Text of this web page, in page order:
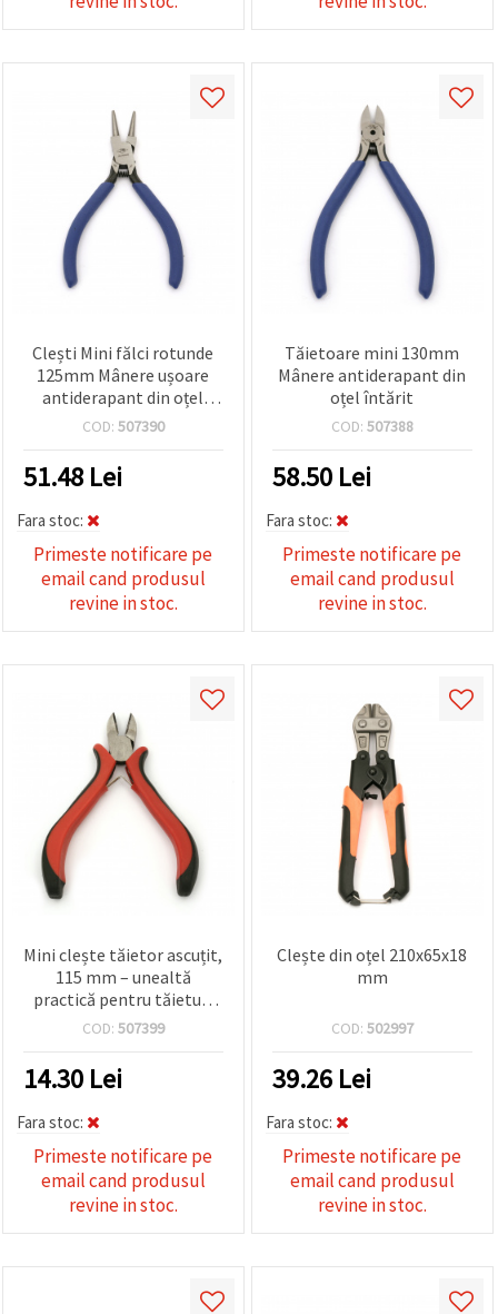
Clești Mini fălci rotunde
125mm Mânere ușoare
antiderapant din oțel
întărit
COD: 507390
51.48 Lei
Fara stoc:
Primeste notificare pe
email cand produsul
revine in stoc.
Tăietoare mini 130mm
Mânere antiderapant din
oțel întărit
COD: 507388
58.50 Lei
Fara stoc:
Primeste notificare pe
email cand produsul
revine in stoc.
Mini clește tăietor ascuțit,
115 mm – unealtă
practică pentru tăieturi
curate și precise, hobby &
COD: 507399
14.30 Lei
Fara stoc:
Primeste notificare pe
email cand produsul
revine in stoc.
Clește din oțel 210x65x18
mm
COD: 502997
39.26 Lei
Fara stoc:
Primeste notificare pe
email cand produsul
revine in stoc.